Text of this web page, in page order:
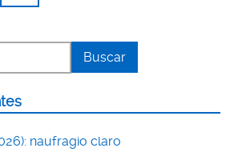
naufragio claro